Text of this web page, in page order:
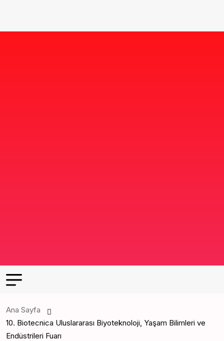
Ana Sayfa
10. Biotecnica Uluslararası Biyoteknoloji, Yaşam Bilimleri ve
Endüstrileri Fuarı